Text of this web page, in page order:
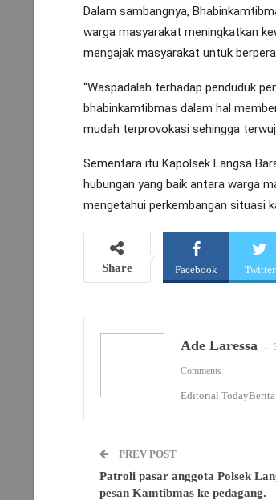
Dalam sambangnya,
warga masyarakat meningkatkan
mengajak masyarakat untuk
“Waspadalah terhadap penduduk
bhabinkamtibmas dalam hal
mudah terprovokasi sehingga
Sementara itu Kapolsek Langsa
hubungan yang baik antara warga
mengetahui perkembangan situasi
Share Facebook Twitter
Ade Laressa
Comments
Editorial
PREV POST
Patroli pasar anggota Polsek
pesan Kamtibmas ke pedagang.